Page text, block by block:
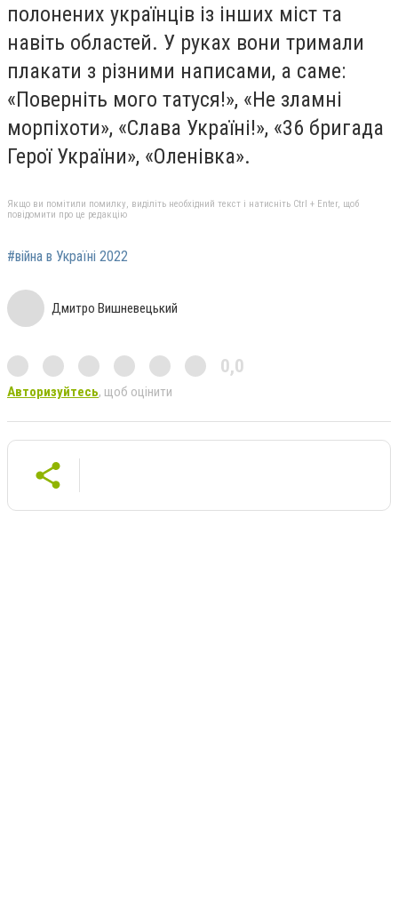
полонених українців із інших міст та
навіть областей. У руках вони тримали
плакати з різними написами, а саме:
«Поверніть мого татуся!», «Не зламні
морпіхоти», «Слава Україні!», «36 бригада
Герої України», «Оленівка».
Якщо ви помітили помилку, виділіть необхідний текст і натисніть Ctrl + Enter, щоб
повідомити про це редакцію
#війна в Україні 2022
Дмитро Вишневецький
0,0
Авторизуйтесь, щоб оцінити